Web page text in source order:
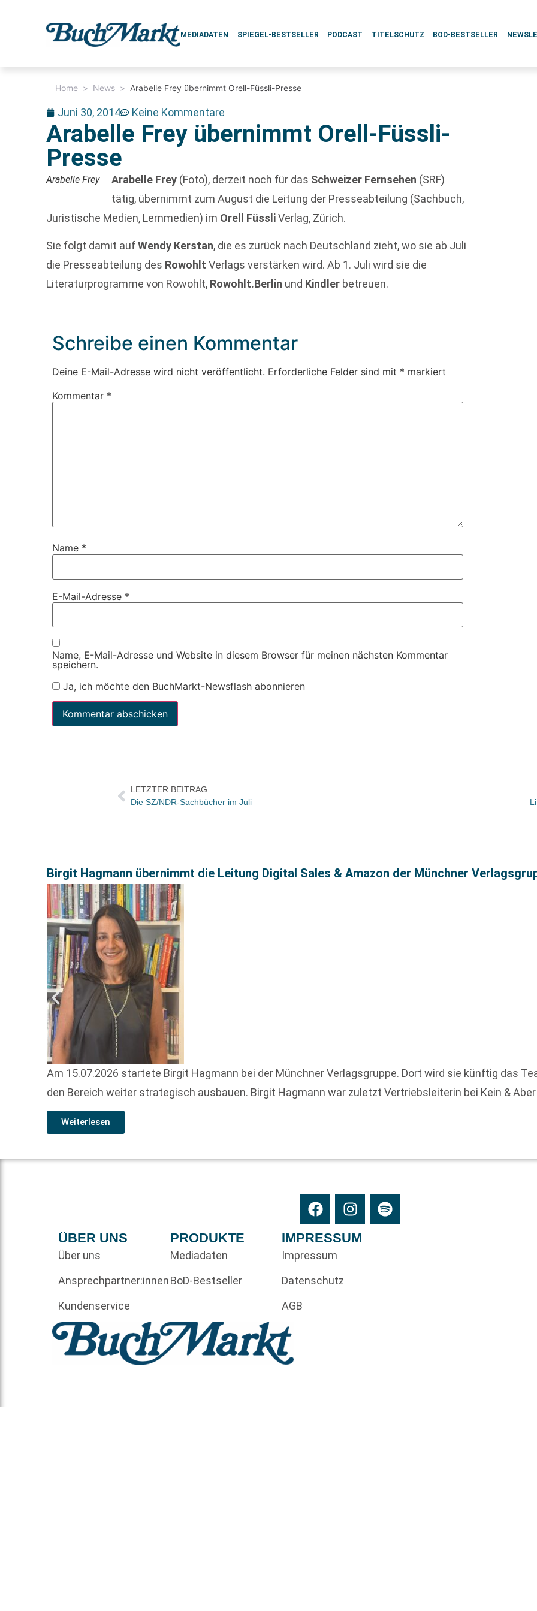
MEDIADATEN SPIEGEL-BESTSELLER PODCAST TITELSCHUTZ BOD-BESTSELLER
Home > News > Arabelle Frey übernimmt Orell-Füssli-Presse
Juni 30, 2014 Keine Kommentare
Arabelle Frey übernimmt Orell-Füssli-
Presse
Arabelle Frey Arabelle Frey (Foto), derzeit noch für das Schweizer Fernsehen (SRF)
tätig, übernimmt zum August die Leitung der Presseabteilung (Sachbuch,
Juristische Medien, Lernmedien) im Orell FüssliVerlag, Zürich.
Sie folgt damit aufWendy Kerstan, die es zurück nach Deutschland zieht, wo sie ab Juli
die Presseabteilung des RowohltVerlags verstärken wird. Ab 1. Juli wird sie die
Literaturprogramme von Rowohlt, Rowohlt.Berlin und Kindler betreuen.
Schreibe einen Kommentar
Deine E-Mail-Adresse wird nicht veröffentlicht. Erforderliche Felder sind mit * markiert
Kommentar *
Name *
E-Mail-Adresse *
Name, E-Mail-Adresse und Website in diesem Browser für meinen nächsten Kommentar
speichern.
Ja, ich möchte den BuchMarkt-Newsflash abonnieren
LETZTER BEITRAG
Die SZ/NDR-Sachbücher im Juli
Birgit Hagmann übernimmt die Leitung Digital Sales & Amazon der Münchner
Am 15.07.2026 startete Birgit Hagmann bei der Münchner Verlagsgruppe. Dort wird sie künftig das
den Bereich weiter strategisch ausbauen. Birgit Hagmann war zuletzt Vertriebsleiterin bei Kein &
Weiterlesen
ÜBER UNS
Über uns
Ansprechpartner:innen
Kundenservice
PRODUKTE
Mediadaten
BoD-Bestseller
IMPRESSUM
Impressum
Datenschutz
AGB